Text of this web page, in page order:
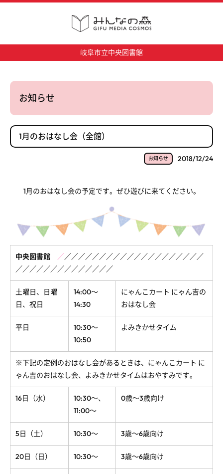
岐阜市立中央図書館
お知らせ
1月のおはなし会（全館）
お知らせ 2018/12/24
1月のおはなし会の予定です。ぜひ遊びに来てください。
中央図書館 ／／／／／／／／／／／／／／／／／／／／／
／／／／／／／／／／／／／／
土曜日、日曜
日、祝日
14:00～
14:30
にゃんこカート にゃん吉の
おはなし会
平日
10:30～
10:50
よみきかせタイム
※下記の定例のおはなし会があるときは、 にゃんこカート に
ゃん吉のおはなし会、 よみきかせタイムはおやすみです。
16日（水）
10:30～、
11:00～
0歳～3歳向け
5日（土） 10:30～ 3歳～6歳向け
20日（日） 10:30～ 3歳～6歳向け